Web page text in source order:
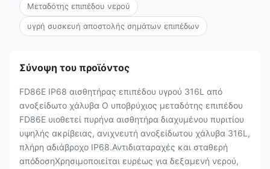
Μεταδότης επιπέδου νερού
υγρή συσκευή αποστολής σημάτων επιπέδων
Σύνοψη του προϊόντος
FD86E IP68 αισθητήρας επιπέδου υγρού 316L από
ανοξείδωτο χάλυβα Ο υποβρύχιος μεταδότης επιπέδου
FD86E υιοθετεί πυρήνα αισθητήρα διαχυμένου πυριτίου
υψηλής ακρίβειας, ανιχνευτή ανοξείδωτου χάλυβα 316L,
πλήρη αδιάβροχο IP68.Αντιδιαταραχές και σταθερή
απόδοσηΧρησιμοποιείται ευρέως για δεξαμενή νερού,